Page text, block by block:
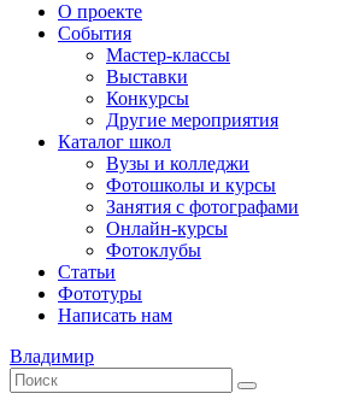
О проекте
События
Мастер-классы
Выставки
Конкурсы
Другие мероприятия
Каталог школ
Вузы и колледжи
Фотошколы и курсы
Занятия с фотографами
Онлайн-курсы
Фотоклубы
Статьи
Фототуры
Написать нам
Владимир